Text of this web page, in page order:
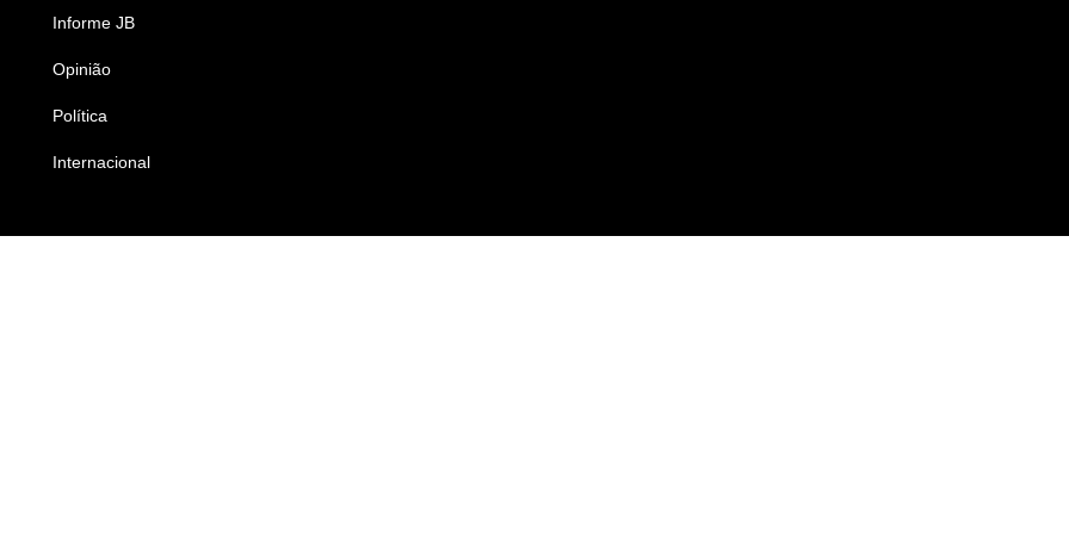
Informe JB
Opinião
Política
Internacional